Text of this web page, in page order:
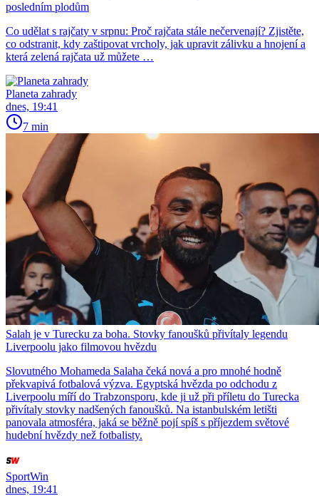
posledním plodům
Co udělat s rajčaty v srpnu: Proč rajčata stále nečervenají? Zjistěte,
co odstranit, kdy zaštipovat vrcholy, jak upravit zálivku a hnojení a
která zelená rajčata už můžete …
Planeta zahrady
dnes, 19:41
7 min
Salah je v Turecku za boha. Stovky fanoušků přivítaly legendu
Liverpoolu jako filmovou hvězdu
Slovutného Mohameda Salaha čeká nová a pro mnohé hodně
překvapivá fotbalová výzva. Egyptská hvězda po odchodu z
Liverpoolu míří do Trabzonsporu, kde ji už při příletu do Turecka
přivítaly stovky nadšených fanoušků. Na istanbulském letišti
panovala atmosféra, jaká se běžně pojí spíš s příjezdem světové
hudební hvězdy než fotbalisty.
SportWin
dnes, 19:41